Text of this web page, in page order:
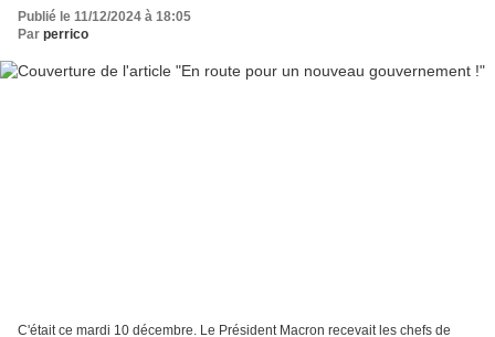
Publié le 11/12/2024 à 18:05
Par perrico
C'était ce mardi 10 décembre. Le Président Macron recevait les chefs de